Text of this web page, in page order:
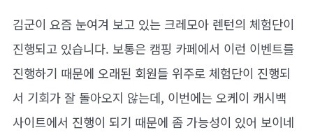
김군이 요즘 눈여겨 보고 있는 크레모아 렌턴의 체험단이
진행되고 있습니다. 보통은 캠핑 카페에서 이런 이벤트를
진행하기 때문에 오래된 회원들 위주로 체험단이 진행되
서 기회가 잘 돌아오지 않는데, 이번에는 오케이 캐시백
사이트에서 진행이 되기 때문에 좀 가능성이 있어 보이네